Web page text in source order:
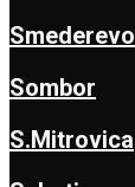
Smederevo
Sombor
S.Mitrovica